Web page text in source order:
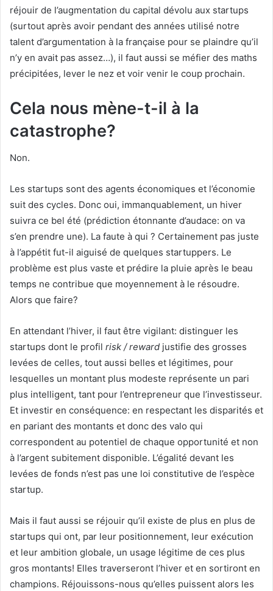
réjouir de l’augmentation du capital dévolu aux startups
(surtout après avoir pendant des années utilisé notre
talent d’argumentation à la française pour se plaindre qu’il
n’y en avait pas assez…), il faut aussi se méfier des maths
précipitées, lever le nez et voir venir le coup prochain.
Cela nous mène-t-il à la
catastrophe?
Non.
Les startups sont des agents économiques et l’économie
suit des cycles. Donc oui, immanquablement, un hiver
suivra ce bel été (prédiction étonnante d’audace: on va
s’en prendre une). La faute à qui ? Certainement pas juste
à l’appétit fut-il aiguisé de quelques startuppers. Le
problème est plus vaste et prédire la pluie après le beau
temps ne contribue que moyennement à le résoudre.
Alors que faire?
En attendant l’hiver, il faut être vigilant: distinguer les
startups dont le profil risk / reward justifie des grosses
levées de celles, tout aussi belles et légitimes, pour
lesquelles un montant plus modeste représente un pari
plus intelligent, tant pour l’entrepreneur que l’investisseur.
Et investir en conséquence: en respectant les disparités et
en pariant des montants et donc des valo qui
correspondent au potentiel de chaque opportunité et non
à l’argent subitement disponible. L’égalité devant les
levées de fonds n’est pas une loi constitutive de l’espèce
startup.
Mais il faut aussi se réjouir qu’il existe de plus en plus de
startups qui ont, par leur positionnement, leur exécution
et leur ambition globale, un usage légitime de ces plus
gros montants! Elles traverseront l’hiver et en sortiront en
champions. Réjouissons-nous qu’elles puissent alors les